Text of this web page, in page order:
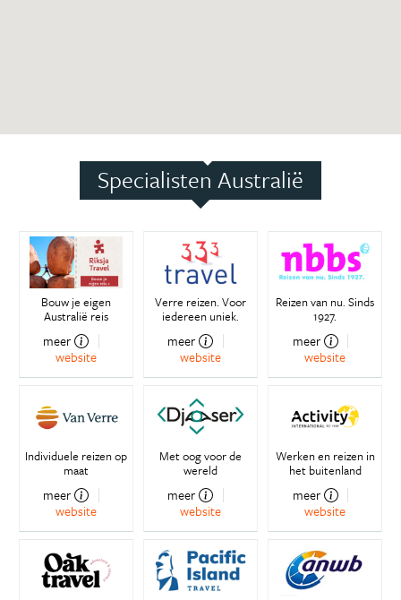
Specialisten Australië
Bouw je eigen
Australië reis
meer
website
Verre reizen. Voor
iedereen uniek.
meer
website
Reizen van nu. Sinds
1927.
meer
website
Individuele reizen op
maat
meer
website
Met oog voor de
wereld
meer
website
Werken en reizen in
het buitenland
meer
website